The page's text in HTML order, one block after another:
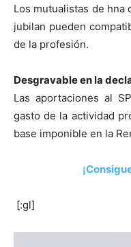
Los mutualistas de hna
jubilan pueden
de la profesión.
Desgravable en la
Las aportaciones al
gasto de la actividad
base imponible en la
[:gl]